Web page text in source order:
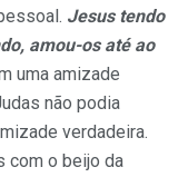
Jesus tendo
amou-os até ao
uma amizade
não podia
verdadeira.
com o beijo da